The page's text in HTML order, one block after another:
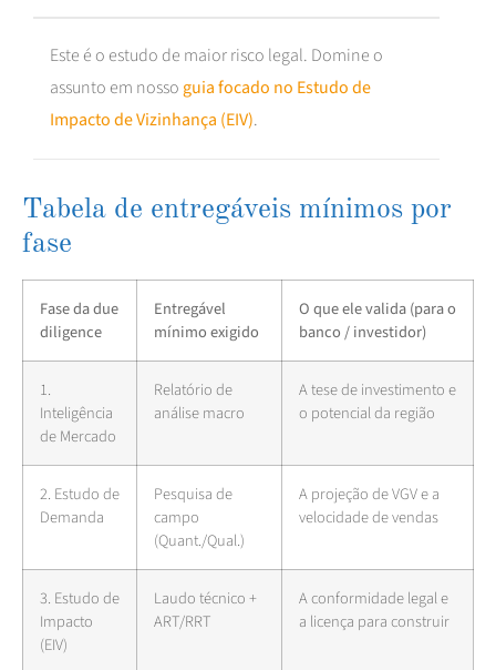
Este é o estudo de maior risco legal. Domine o
assunto em nosso guia focado no Estudo de
Impacto de Vizinhança (EIV).
Tabela de entregáveis mínimos por
fase
Fase da due
diligence
Entregável
mínimo exigido
O que ele valida (para o
banco / investidor)
1.
Inteligência
de Mercado
Relatório de
análise macro
A tese de investimento e
o potencial da região
2. Estudo de
Demanda
Pesquisa de
campo
(Quant./Qual.)
A projeção de VGV e a
velocidade de vendas
3. Estudo de
Impacto
(EIV)
Laudo técnico +
ART/RRT
A conformidade legal e
a licença para construir